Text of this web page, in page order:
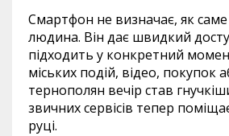
Смартфон не визначає, як
людина. Він дає швидкий
підходить у конкретний
міських подій, відео, покупок
тернополян вечір став
звичних сервісів тепер
руці.